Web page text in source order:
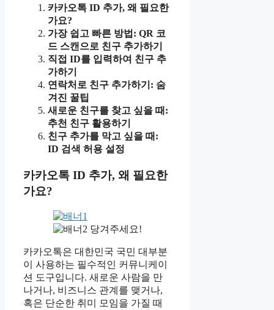
카카오톡 ID 추가, 왜 필요한
가요?
가장 쉽고 빠른 방법: QR 코
드 스캔으로 친구 추가하기
직접 ID를 입력하여 친구 추
가하기
연락처로 친구 추가하기: 숨
겨진 꿀팁
새로운 친구를 찾고 싶을 때:
추천 친구 활용하기
친구 추가를 막고 싶을 때:
ID 검색 허용 설정
카카오톡 ID 추가, 왜 필요한
가요?
당겨주세요!
카카오톡은 대한민국 국민 대부분
이 사용하는 필수적인 커뮤니케이
션 도구입니다. 새로운 사람을 만
나거나, 비즈니스 관계를 맺거나,
혹은 단순한 취미 모임을 가질 때